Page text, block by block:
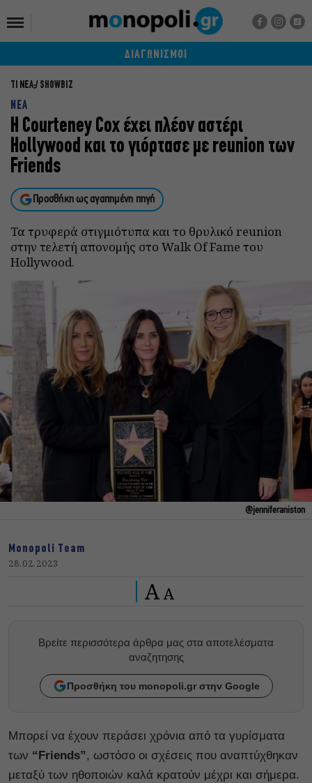
ΔΙΑΓΩΝΙΣΜΟΙ
ΤΙ ΝΕΑ; SHOWBIZ
ΝΕΑ
H Courteney Cox έχει πλέον αστέρι
Hollywood και το γιόρτασε με reunion των
Friends
Προσθήκη ως αγαπημένη πηγή
Τα τρυφερά στιγμιότυπα και το θρυλικό reunion
στην τελετή απονομής στο Walk Of Fame του
Hollywood.
@jenniferaniston
Monopoli Team
28.02.2023
A A
Βρείτε περισσότερα άρθρα μας στα αποτελέσματα
αναζητησης
Προσθήκη του monopoli.gr στην Google
Μπορεί να έχουν περάσει χρόνια από τα γυρίσματα
των “Friends”, ωστόσο οι σχέσεις που αναπτύχθηκαν
μεταξύ των ηθοποιών καλά κρατούν μέχρι και σήμερα.